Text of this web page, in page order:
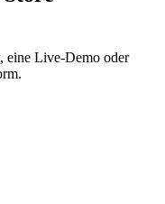
eine Live-Demo oder